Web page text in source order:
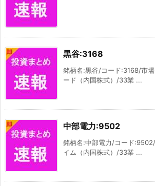
黒谷:3168
銘柄名:黒谷/コード:3168/市
ード（内国株式）/33業 ...
中部電力:9502
銘柄名:中部電力/コード
イム（内国株式）/33業 ...